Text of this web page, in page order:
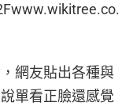
網友貼出各種與
單看正臉還感覺